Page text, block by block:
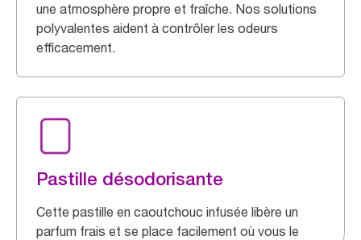
une atmosphère propre et fraîche. Nos solutions
polyvalentes aident à contrôler les odeurs
efficacement.
Pastille désodorisante
Cette pastille en caoutchouc infusée libère un
parfum frais et se place facilement où vous le